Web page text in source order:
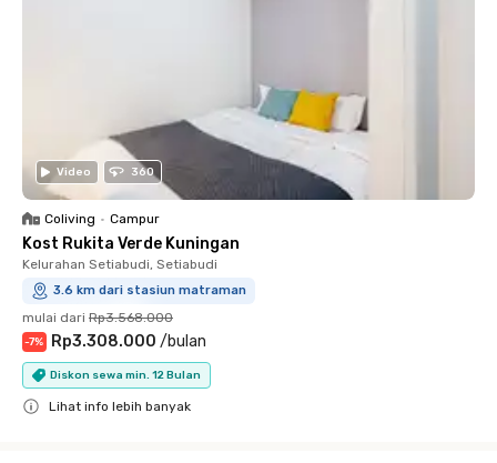
Video 360
Coliving • Campur
Kost Rukita Verde Kuningan
Kelurahan Setiabudi, Setiabudi
3.6 km dari stasiun matraman
mulai dari Rp3.568.000
-7% Rp3.308.000 /bulan
Diskon sewa min. 12 Bulan
Lihat info lebih banyak